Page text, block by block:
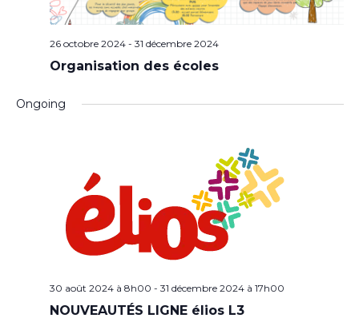
26 octobre 2024- 31 décembre 2024
Organisation des écoles
Ongoing
30 août 2024 à 8h00 - 31 décembre 2024 à 17h00
NOUVEAUTÉS LIGNE élios L3